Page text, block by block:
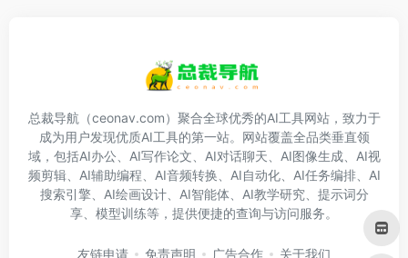
总裁导航（ceonav.com）聚合全球优秀的AI工具网站，致力于
成为用户发现优质AI工具的第一站。网站覆盖全品类垂直领
域，包括AI办公、AI写作论文、AI对话聊天、AI图像生成、AI视
频剪辑、AI辅助编程、AI音频转换、AI自动化、AI任务编排、AI
搜索引擎、AI绘画设计、AI智能体、AI教学研究、提示词分
享、模型训练等，提供便捷的查询与访问服务。
友链申请 免责声明 广告合作 关于我们